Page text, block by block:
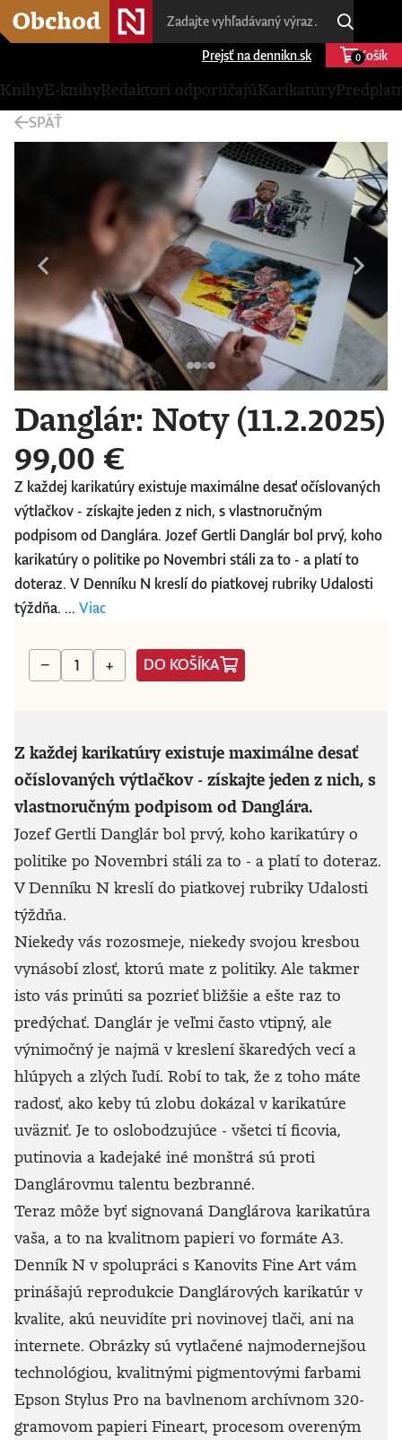
Prejsť na dennikn.sk Košík
0
KnihyE-knihyRedaktori odporúčajúKarikatúry
SPÄŤ
Danglár: Noty (11.2.2025)
99,00 €
Z každej karikatúry existuje maximálne desať očíslovaných
výtlačkov - získajte jeden z nich, s vlastnoručným
podpisom od Danglára. Jozef Gertli Danglár bol prvý, koho
karikatúry o politike po Novembri stáli za to - a platí to
doteraz. V Denníku N kreslí do piatkovej rubriky Udalosti
týždňa. ... Viac
− + DO KOŠÍKA
Z každej karikatúry existuje maximálne desať
očíslovaných výtlačkov - získajte jeden z nich, s
vlastnoručným podpisom od Danglára.
Jozef Gertli Danglár bol prvý, koho karikatúry o
politike po Novembri stáli za to - a platí to doteraz.
V Denníku N kreslí do piatkovej rubriky Udalosti
týždňa.
Niekedy vás rozosmeje, niekedy svojou kresbou
vynásobí zlosť, ktorú mate z politiky. Ale takmer
isto vás prinúti sa pozrieť bližšie a ešte raz to
predýchať. Danglár je veľmi často vtipný, ale
výnimočný je najmä v kreslení škaredých vecí a
hlúpych a zlých ľudí. Robí to tak, že z toho máte
radosť, ako keby tú zlobu dokázal v karikatúre
uväzniť. Je to oslobodzujúce - všetci tí ficovia,
putinovia a kadejaké iné monštrá sú proti
Danglárovmu talentu bezbranné.
Teraz môže byť signovaná Danglárova karikatúra
vaša, a to na kvalitnom papieri vo formáte A3.
Denník N v spolupráci s Kanovits Fine Art vám
prinášajú reprodukcie Danglárových karikatúr v
kvalite, akú neuvidíte pri novinovej tlači, ani na
internete. Obrázky sú vytlačené najmodernejšou
technológiou, kvalitnými pigmentovými farbami
Epson Stylus Pro na bavlnenom archívnom 320-
gramovom papieri Fineart, procesom overeným